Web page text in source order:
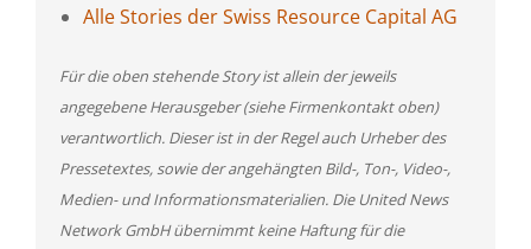
Alle Stories der Swiss Resource Capital AG
Für die oben stehende Story ist allein der jeweils
angegebene Herausgeber (siehe Firmenkontakt oben)
verantwortlich. Dieser ist in der Regel auch Urheber des
Pressetextes, sowie der angehängten Bild-, Ton-, Video-,
Medien- und Informationsmaterialien. Die United News
Network GmbH übernimmt keine Haftung für die